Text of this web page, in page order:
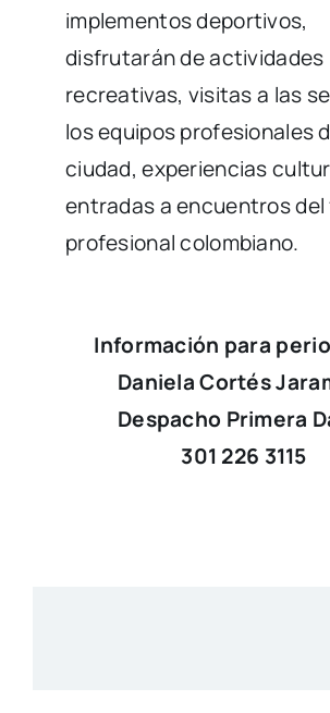
implementos deportivos,
disfrutarán de actividades
recreativas, visitas a las
los equipos profesionales
ciudad, experiencias
entradas a encuentros
profesional colombiano.
Información para
Daniela Cortés
Despacho Primera
301 226 3115